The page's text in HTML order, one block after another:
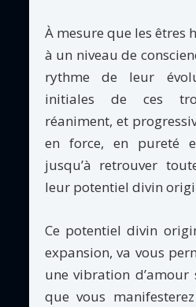
À mesure que les êtres
à un niveau de
rythme de leur
initiales de ces
réaniment, et
en force, en pureté
jusqu’à retrouver
leur potentiel divin
Ce potentiel divin
expansion, va vous
une vibration
que vous